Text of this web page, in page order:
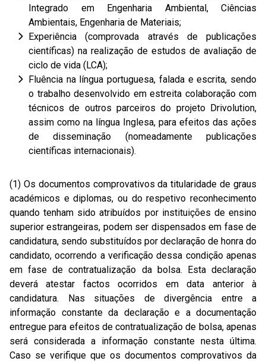
Integrado em Engenharia Ambiental, Ciências
Ambientais, Engenharia de Materiais;
Experiência (comprovada através de publicações
científicas) na realização de estudos de avaliação de
ciclo de vida (LCA);
Fluência na língua portuguesa, falada e escrita, sendo
o trabalho desenvolvido em estreita colaboração com
técnicos de outros parceiros do projeto Drivolution,
assim como na língua Inglesa, para efeitos das ações
de disseminação (nomeadamente publicações
científicas internacionais).
(1) Os documentos comprovativos da titularidade de graus
académicos e diplomas, ou do respetivo reconhecimento
quando tenham sido atribuídos por instituições de ensino
superior estrangeiras, podem ser dispensados em fase de
candidatura, sendo substituídos por declaração de honra do
candidato, ocorrendo a verificação dessa condição apenas
em fase de contratualização da bolsa. Esta declaração
deverá atestar factos ocorridos em data anterior à
candidatura. Nas situações de divergência entre a
informação constante da declaração e a documentação
entregue para efeitos de contratualização de bolsa, apenas
será considerada a informação constante nesta última.
Caso se verifique que os documentos comprovativos da